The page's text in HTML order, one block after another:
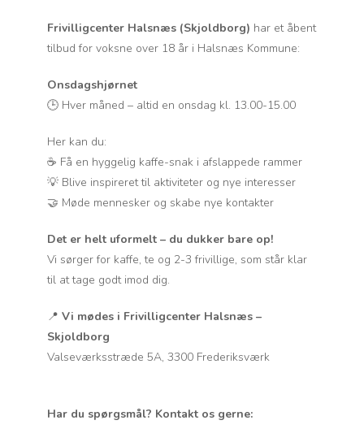
Frivilligcenter Halsnæs (Skjoldborg) har et åbent
tilbud for voksne over 18 år i Halsnæs Kommune:
Onsdagshjørnet
🕒 Hver måned – altid en onsdag kl. 13.00-15.00
Her kan du:
☕ Få en hyggelig kaffe-snak i afslappede rammer
💡 Blive inspireret til aktiviteter og nye interesser
🤝 Møde mennesker og skabe nye kontakter
Det er helt uformelt – du dukker bare op!
Vi sørger for kaffe, te og 2-3 frivillige, som står klar
til at tage godt imod dig.
📍 Vi mødes i Frivilligcenter Halsnæs –
Skjoldborg
Valseværksstræde 5A, 3300 Frederiksværk
Har du spørgsmål? Kontakt os gerne: